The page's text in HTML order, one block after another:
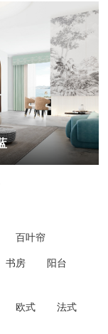
百叶帘
书房
阳台
欧式
法式